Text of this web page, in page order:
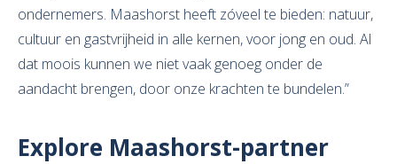
ondernemers. Maashorst heeft zóveel te bieden: natuur,
cultuur en gastvrijheid in alle kernen, voor jong en oud. Al
dat moois kunnen we niet vaak genoeg onder de
aandacht brengen, door onze krachten te bundelen.”
Explore Maashorst-partner